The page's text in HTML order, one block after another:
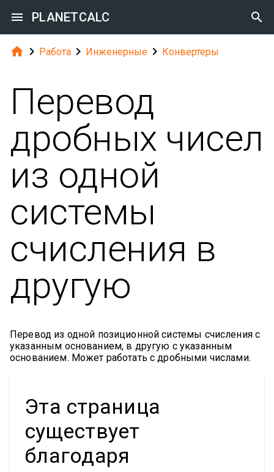
 PLANETCALC 
  Работа  Инженерные  Конвертеры
Перевод
дробных чисел
из одной
системы
счисления в
другую
Перевод из одной позиционной системы счисления с
указанным основанием, в другую с указанным
основанием. Может работать с дробными числами.
Эта страница
существует
благодаря